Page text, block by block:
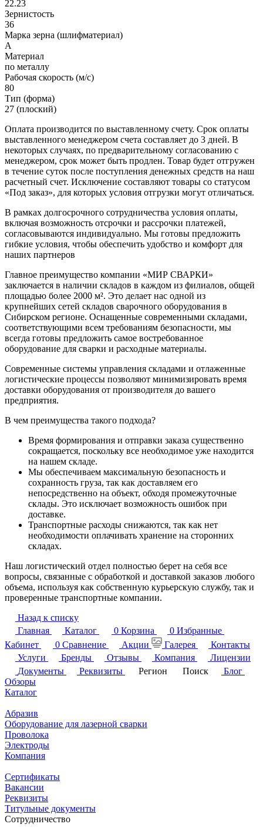
22.23
Зернистость
36
Марка зерна (шлифматериал)
A
Материал
по металлу
Рабочая скорость (м/с)
80
Тип (форма)
27 (плоский)
Оплата производится по выставленному счету. Срок оплаты
выставленного менеджером счета составляет до 3 дней. В
некоторых случаях, по предварительному согласованию с
менеджером, срок может быть продлен. Товар будет отгружен
в течение суток после поступления денежных средств на наш
расчетный счет. Исключение составляют товары со статусом
«Под заказ», для которых условия отгрузки могут отличаться.
В рамках долгосрочного сотрудничества условия оплаты,
включая возможность отсрочки и рассрочки платежей,
согласовываются индивидуально. Мы готовы предложить
гибкие условия, чтобы обеспечить удобство и комфорт для
наших партнеров
Главное преимущество компании «МИР СВАРКИ»
заключается в наличии складов в каждом из филиалов, общей
площадью более 2000 м². Это делает нас одной из
крупнейших сетей складов сварочного оборудования в
Сибирском регионе. Оснащенные современными складами,
соответствующими всем требованиям безопасности, мы
всегда готовы предложить самое востребованное
оборудование для сварки и расходные материалы.
Современные системы управления складами и отлаженные
логистические процессы позволяют минимизировать время
доставки оборудования от производителя до вашего
предприятия.
В чем преимущества такого подхода?
Время формирования и отправки заказа существенно
сокращается, поскольку все необходимое уже находится
на нашем складе.
Мы обеспечиваем максимальную безопасность и
сохранность груза, так как доставляем его
непосредственно на объект, обходя промежуточные
склады. Это исключает возможность ошибок при
доставке.
Транспортные расходы снижаются, так как нет
необходимости оплачивать хранение на сторонних
складах.
Наш логистический отдел полностью берет на себя все
вопросы, связанные с обработкой и доставкой заказов любого
объема, используя как собственную курьерскую службу, так и
проверенные транспортные компании.
Назад к списку
Главная
Каталог 0 Корзина 0 Избранные
Кабинет
0 Сравнение Акции Галерея
Контакты
Услуги
Бренды Отзывы Компания
Лицензии
Документы
Реквизиты Регион Поиск
Блог
Обзоры
Каталог
Абразив
Оборудование для лазерной сварки
Проволока
Электроды
Компания
Сертификаты
Вакансии
Реквизиты
Титульные документы
Сотрудничество